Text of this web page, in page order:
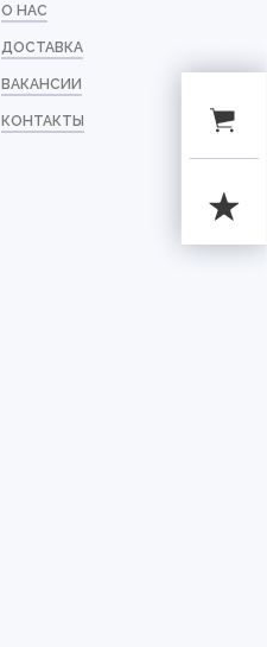
О НАС
ДОСТАВКА
ВАКАНСИИ
КОНТАКТЫ